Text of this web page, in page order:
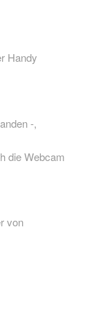
Handy
-,
die Webcam
von